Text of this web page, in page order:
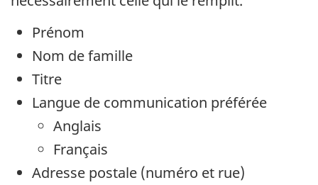
Prénom
Nom de famille
Titre
Langue de communication préférée
Anglais
Français
Adresse postale (numéro et rue)